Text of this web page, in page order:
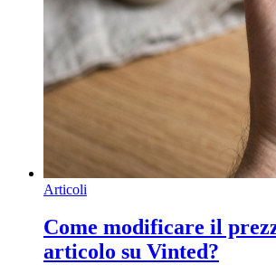
Articoli
Come modificare il
articolo su Vinted?